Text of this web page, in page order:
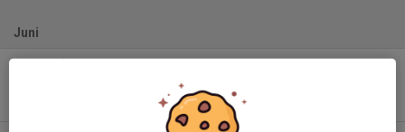
Juni